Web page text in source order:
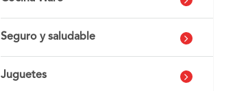
Seguro y saludable
Juguetes